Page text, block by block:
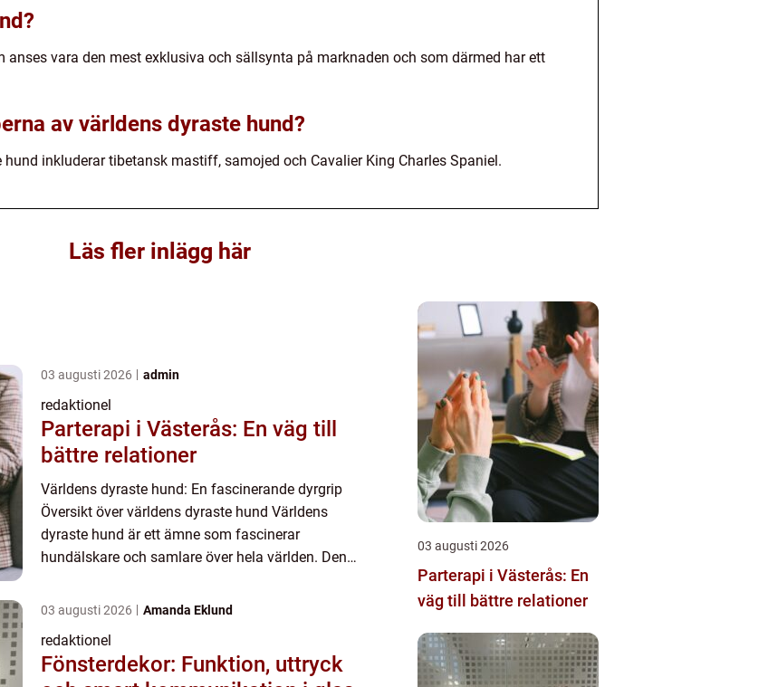
anses vara den mest exklusiva och sällsynta på marknaden och som därmed har ett
av världens dyraste hund?
inkluderar tibetansk mastiff, samojed och Cavalier King Charles Spaniel.
Läs fler inlägg här
03 augusti 2026 admin
redaktionel
Parterapi i Västerås: En väg till
bättre relationer
Världens dyraste hund: En fascinerande dyrgrip
Översikt över världens dyraste hund Världens
dyraste hund är ett ämne som fascinerar
hundälskare och samlare över hela världen. Den
vilket gör den till...
03 augusti 2026 Amanda Eklund
redaktionel
Fönsterdekor: Funktion, uttryck
03 augusti 2026
Parterapi i Västerås: En
väg till bättre relationer